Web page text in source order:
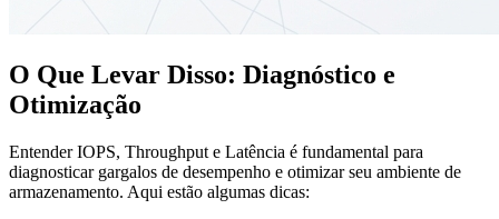
O Que Levar Disso: Diagnóstico e
Otimização
Entender IOPS, Throughput e Latência é fundamental para
diagnosticar gargalos de desempenho e otimizar seu ambiente de
armazenamento. Aqui estão algumas dicas: